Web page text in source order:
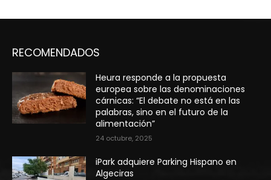
RECOMENDADOS
Heura responde a la propuesta
europea sobre las denominaciones
cárnicas: “El debate no está en las
palabras, sino en el futuro de la
alimentación”
24 octubre, 2025
iPark adquiere Parking Hispano en
Algeciras